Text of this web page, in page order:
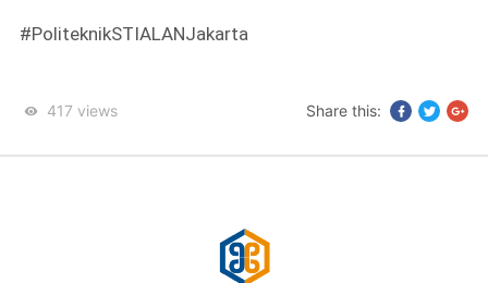
#PoliteknikSTIALANJakarta
417 views Share this: